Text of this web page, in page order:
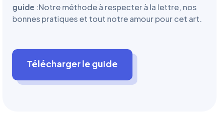
guide :Notre méthode à respecter à la lettre, nos
bonnes pratiques et tout notre amour pour cet art.
Télécharger le guide